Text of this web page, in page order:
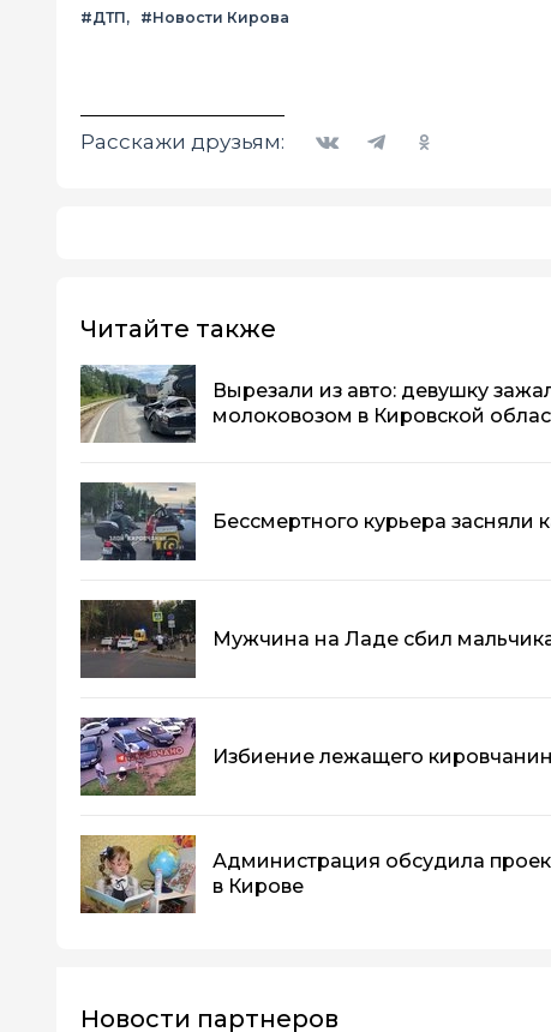
#ДТП #Новости Кирова
Расскажи друзьям:
Читайте также
Вырезали из авто: девушку
молоковозом в Кировской
Бессмертного курьера засняли
Мужчина на Ладе сбил
Избиение лежащего
Администрация обсудила
в Кирове
Новости партнеров